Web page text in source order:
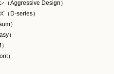
（Aggressive Design）
（D-series）
）
）
）